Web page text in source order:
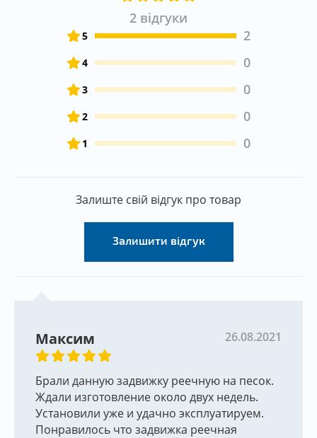
2 відгуки
5 2
4 0
3 0
2 0
1 0
Залиште свій відгук про товар
Залишити відгук
Максим 26.08.2021
Брали данную задвижку реечную на песок.
Ждали изготовление около двух недель.
Установили уже и удачно эксплуатируем.
Понравилось что задвижка реечная